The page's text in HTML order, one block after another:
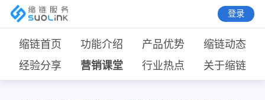
登录
缩链首页 功能介绍 产品优势
缩链动态
经验分享
营销课堂 行业热点 关于缩链